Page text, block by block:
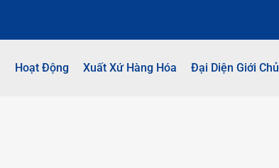
Hoạt Động Xuất Xứ Hàng Hóa Đại Diện Giới Chủ